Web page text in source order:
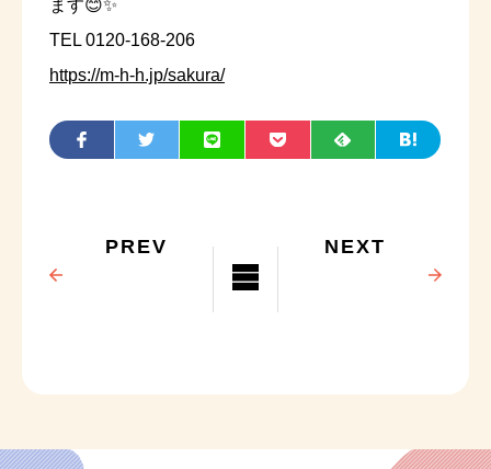
ます😊✨
TEL 0120-168-206
https://m-h-h.jp/sakura/
PREV NEXT